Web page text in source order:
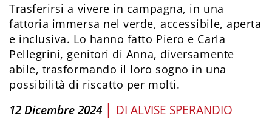
Trasferirsi a vivere in campagna, in una
fattoria immersa nel verde, accessibile, aperta
e inclusiva. Lo hanno fatto Piero e Carla
Pellegrini, genitori di Anna, diversamente
abile, trasformando il loro sogno in una
possibilità di riscatto per molti.
12 Dicembre 2024 | DI ALVISE SPERANDIO